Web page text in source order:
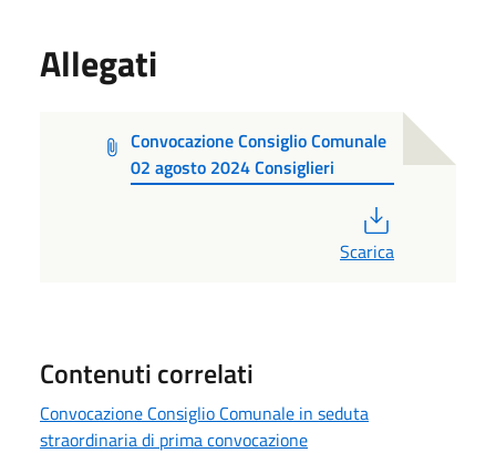
Allegati
Convocazione Consiglio Comunale
02 agosto 2024 Consiglieri
Scarica
Contenuti correlati
Convocazione Consiglio Comunale in seduta
straordinaria di prima convocazione